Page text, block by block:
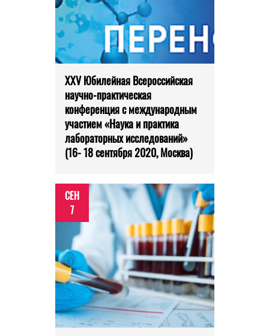
XXV Юбилейная Всероссийская
научно-практическая
конференция с международным
участием «Наука и практика
лабораторных исследований»
(16- 18 сентября 2020, Москва)
СЕН
7